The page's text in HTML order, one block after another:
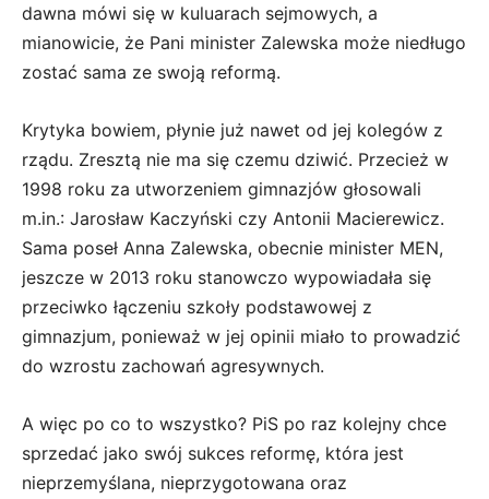
dawna mówi się w kuluarach sejmowych, a
mianowicie, że Pani minister Zalewska może niedługo
zostać sama ze swoją reformą.
Krytyka bowiem, płynie już nawet od jej kolegów z
rządu. Zresztą nie ma się czemu dziwić. Przecież w
1998 roku za utworzeniem gimnazjów głosowali
m.in.: Jarosław Kaczyński czy Antonii Macierewicz.
Sama poseł Anna Zalewska, obecnie minister MEN,
jeszcze w 2013 roku stanowczo wypowiadała się
przeciwko łączeniu szkoły podstawowej z
gimnazjum, ponieważ w jej opinii miało to prowadzić
do wzrostu zachowań agresywnych.
A więc po co to wszystko? PiS po raz kolejny chce
sprzedać jako swój sukces reformę, która jest
nieprzemyślana, nieprzygotowana oraz